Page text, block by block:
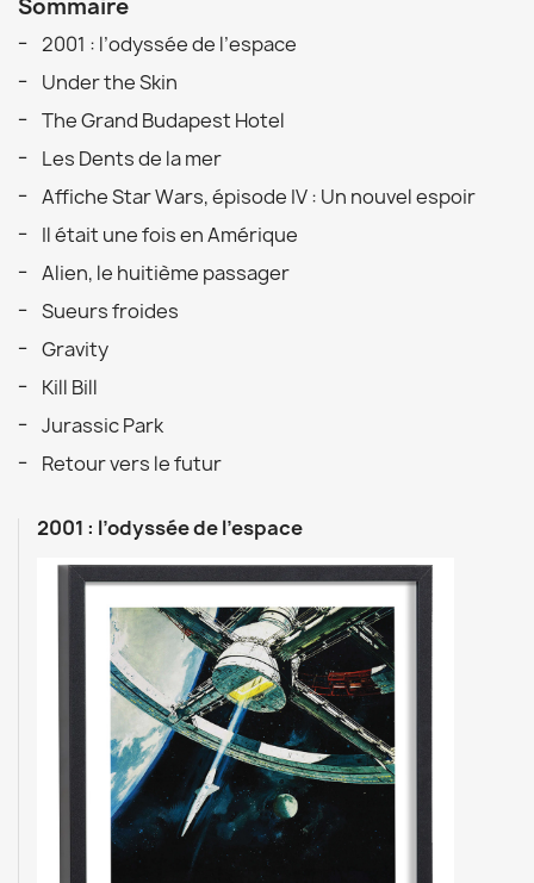
Sommaire
2001 : l’odyssée de l’espace
Under the Skin
The Grand Budapest Hotel
Les Dents de la mer
Affiche Star Wars, épisode IV : Un nouvel espoir
Il était une fois en Amérique
Alien, le huitième passager
Sueurs froides
Gravity
Kill Bill
Jurassic Park
Retour vers le futur
2001 : l’odyssée de l’espace